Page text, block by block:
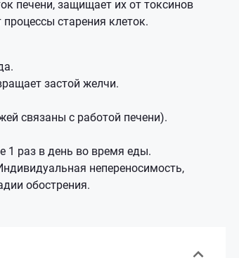
печени, защищает их от токсинов
старения клеток.
застой желчи.
связаны с работой печени).
1 раз в день во время еды.
непереносимость,
обострения.